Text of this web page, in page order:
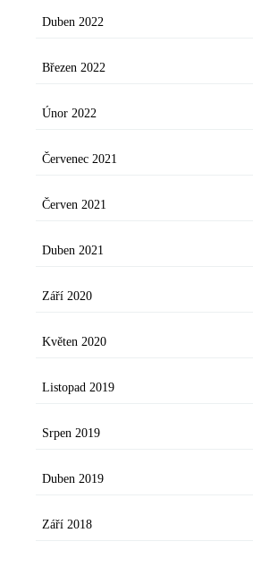
Duben 2022
Březen 2022
Únor 2022
Červenec 2021
Červen 2021
Duben 2021
Září 2020
Květen 2020
Listopad 2019
Srpen 2019
Duben 2019
Září 2018